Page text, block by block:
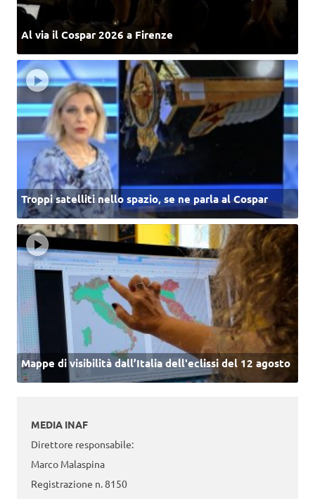
Al via il Cospar 2026 a Firenze
Troppi satelliti nello spazio, se ne parla al Cospar
Mappe di visibilità dall’Italia dell'eclissi del 12 agosto
MEDIA INAF
Direttore responsabile:
Marco Malaspina
Registrazione n. 8150